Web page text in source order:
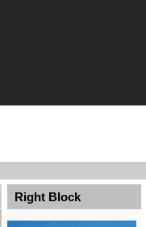
Right Block